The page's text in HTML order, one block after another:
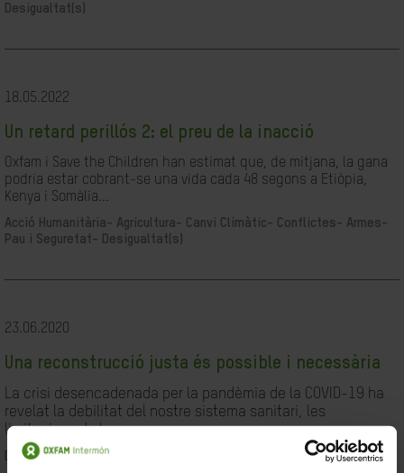
Desigualtat(s)
18.05.2022
Un retard perillós 2: el preu de la inacció
Oxfam i Save the Children han estimat que, de mitjana, la gana
podria estar cobrant-se una vida cada 48 segons a Etiòpia,
Kenya i Somàlia...
Acció Humanitària- Agricultura- Canvi Climàtic-
Conflictes- Armes-
Pau i Seguretat-
Desigualtat(s)
23.06.2020
Una reconstrucció justa és possible i necessària
La crisi desencadenada per la pandèmia de la COVID-19 ha
revelat la debilitat del nostre sistema sanitari, les
limitacions de les...
Desigualtat(s)